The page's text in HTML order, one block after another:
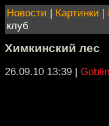
Новости | Картинки |
клуб
Химкинский лес
26.09.10 13:39 | Goblin